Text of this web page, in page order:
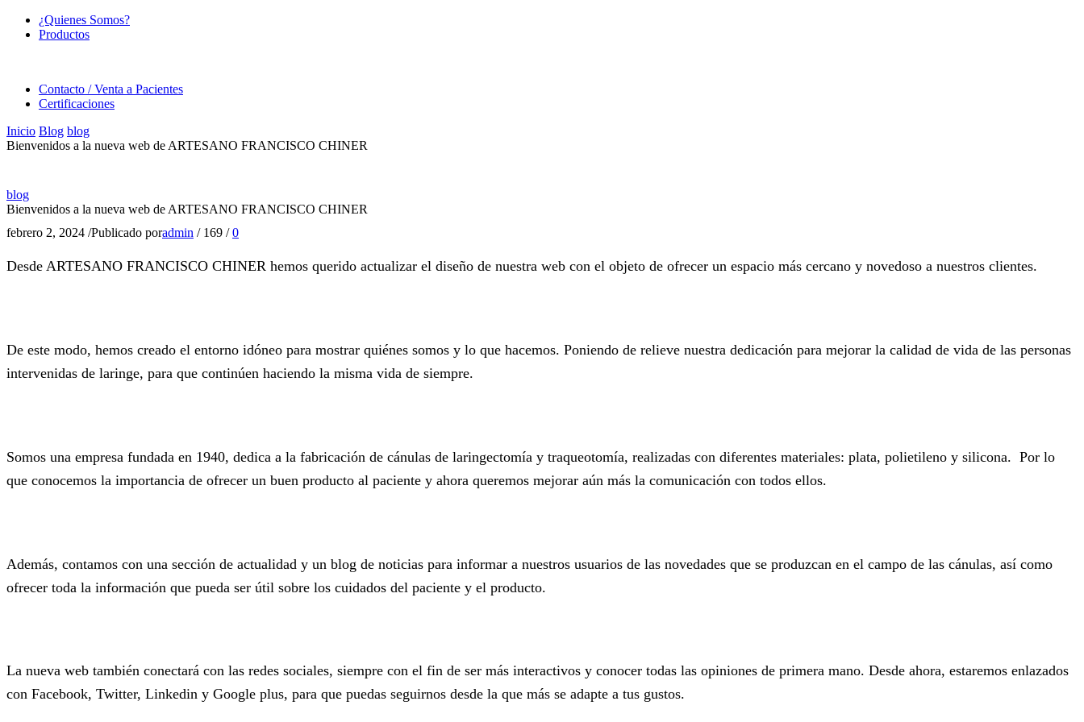
¿Quienes Somos?
Productos
Contacto / Venta a Pacientes
Certificaciones
Inicio Blog blog
Bienvenidos a la nueva web de ARTESANO FRANCISCO CHINER
blog
Bienvenidos a la nueva web de ARTESANO FRANCISCO CHINER
febrero 2, 2024 /Publicado poradmin / 169 / 0
Desde ARTESANO FRANCISCO CHINER hemos querido actualizar el diseño de nuestra web con el objeto de ofrecer un espacio más cercano y novedoso a nuestros clientes.
De este modo, hemos creado el entorno idóneo para mostrar quiénes somos y lo que hacemos. Poniendo de relieve nuestra dedicación para mejorar la calidad de vida de las personas
intervenidas de laringe, para que continúen haciendo la misma vida de siempre.
Somos una empresa fundada en 1940, dedica a la fabricación de cánulas de laringectomía y traqueotomía, realizadas con diferentes materiales: plata, polietileno y silicona. Por lo
que conocemos la importancia de ofrecer un buen producto al paciente y ahora queremos mejorar aún más la comunicación con todos ellos.
Además, contamos con una sección de actualidad y un blog de noticias para informar a nuestros usuarios de las novedades que se produzcan en el campo de las cánulas, así como
ofrecer toda la información que pueda ser útil sobre los cuidados del paciente y el producto.
La nueva web también conectará con las redes sociales, siempre con el fin de ser más interactivos y conocer todas las opiniones de primera mano. Desde ahora, estaremos enlazados
con Facebook, Twitter, Linkedin y Google plus, para que puedas seguirnos desde la que más se adapte a tus gustos.